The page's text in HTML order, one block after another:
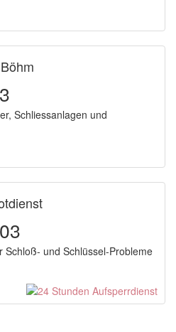
Schliessanlagen und
Schloß- und Schlüssel-Probleme